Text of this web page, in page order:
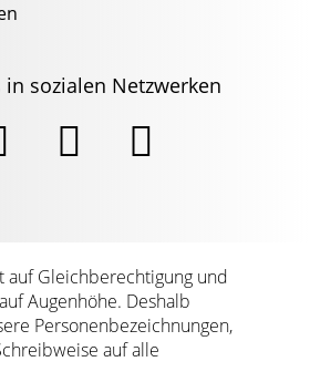
in sozialen Netzwerken
 
auf Gleichberechtigung und
Augenhöhe. Deshalb
Personenbezeichnungen,
auf alle